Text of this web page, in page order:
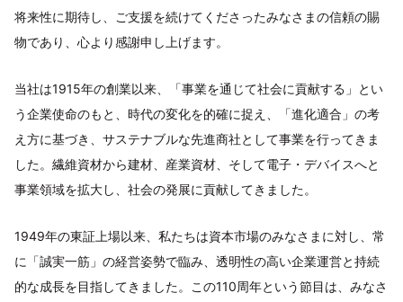
将来性に期待し、ご支援を続けてくださったみなさまの信頼の賜
物であり、心より感謝申し上げます。
当社は1915年の創業以来、「事業を通じて社会に貢献する」とい
う企業使命のもと、時代の変化を的確に捉え、「進化適合」の考
え方に基づき、サステナブルな先進商社として事業を行ってきま
した。繊維資材から建材、産業資材、そして電子・デバイスへと
事業領域を拡大し、社会の発展に貢献してきました。
1949年の東証上場以来、私たちは資本市場のみなさまに対し、常
に「誠実一筋」の経営姿勢で臨み、透明性の高い企業運営と持続
的な成長を目指してきました。この110周年という節目は、みなさ